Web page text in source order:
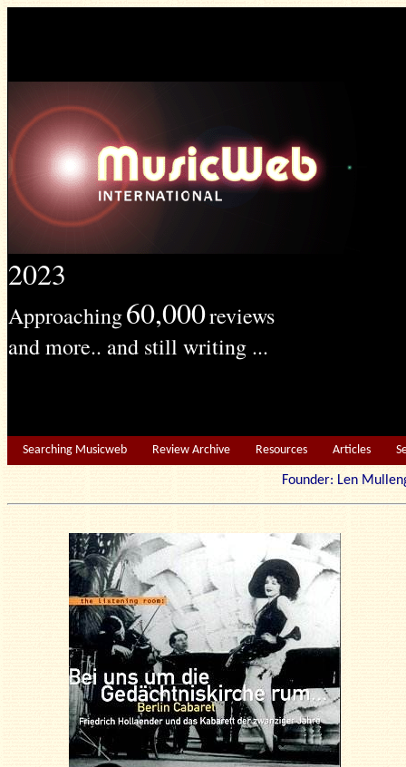
2023
Approaching60,000reviews
and more.. and still writing ...
Searching Musicweb Review Archive Resources Articles
Founder: Len